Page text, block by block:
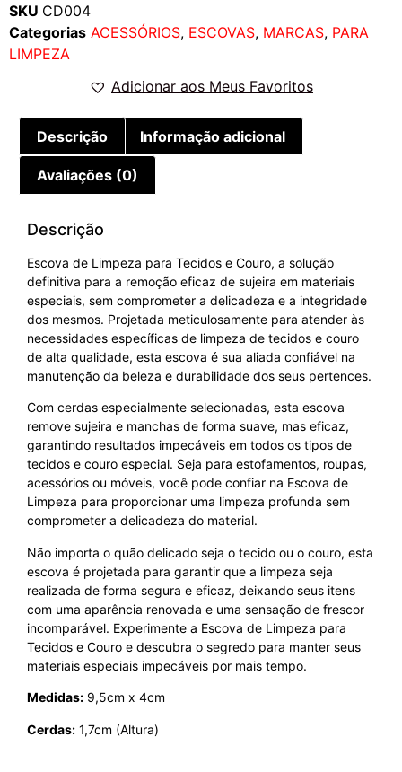
SKU CD004
Categorias ACESSÓRIOS, ESCOVAS, MARCAS, PARA
LIMPEZA
Adicionar aos Meus Favoritos
Descrição Informação adicional
Avaliações (0)
Descrição
Escova de Limpeza para Tecidos e Couro, a solução
definitiva para a remoção eficaz de sujeira em materiais
especiais, sem comprometer a delicadeza e a integridade
dos mesmos. Projetada meticulosamente para atender às
necessidades específicas de limpeza de tecidos e couro
de alta qualidade, esta escova é sua aliada confiável na
manutenção da beleza e durabilidade dos seus pertences.
Com cerdas especialmente selecionadas, esta escova
remove sujeira e manchas de forma suave, mas eficaz,
garantindo resultados impecáveis em todos os tipos de
tecidos e couro especial. Seja para estofamentos, roupas,
acessórios ou móveis, você pode confiar na Escova de
Limpeza para proporcionar uma limpeza profunda sem
comprometer a delicadeza do material.
Não importa o quão delicado seja o tecido ou o couro, esta
escova é projetada para garantir que a limpeza seja
realizada de forma segura e eficaz, deixando seus itens
com uma aparência renovada e uma sensação de frescor
incomparável. Experimente a Escova de Limpeza para
Tecidos e Couro e descubra o segredo para manter seus
materiais especiais impecáveis por mais tempo.
Medidas: 9,5cm x 4cm
Cerdas: 1,7cm (Altura)